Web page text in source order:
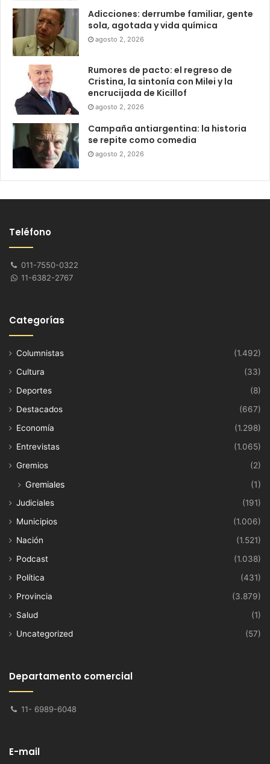
Adicciones: derrumbe familiar, gente
sola, agotada y vida química
agosto 2, 2026
Rumores de pacto: el regreso de
Cristina, la sintonía con Milei y la
encrucijada de Kicillof
agosto 2, 2026
Campaña antiargentina: la historia
se repite como comedia
agosto 2, 2026
Teléfono
011-7550-0322
11-6382-2767
Categorías
Columnistas
(1.492)
Cultura
(33)
Deportes
(8)
Destacados
(667)
Economía
(1.298)
Entrevistas
(1.065)
Gremios
(2)
Gremiales (1)
Judiciales
(191)
Municipios
(1.006)
Nación
(1.521)
Podcast
(1.038)
Política
(431)
Provincia
(3.879)
Salud
(1)
Uncategorized
(57)
Departamento comercial
11- 6989-6048
E-mail